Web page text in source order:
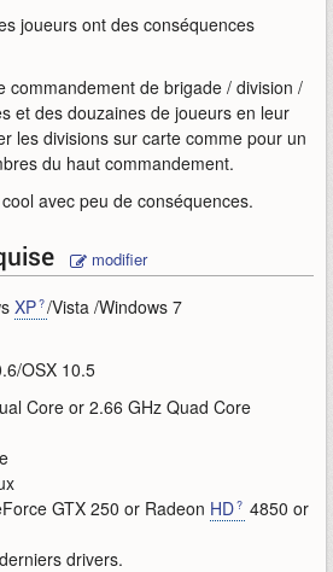
joueurs ont des conséquences
commandement de brigade / division /
et des douzaines de joueurs en leur
les divisions sur carte comme pour un
du haut commandement.
avec peu de conséquences.
modifier
XP /Vista /Windows 7
OSX 10.5
Core or 2.66 GHz Quad Core
GTX 250 or Radeon HD
4850 or
drivers.